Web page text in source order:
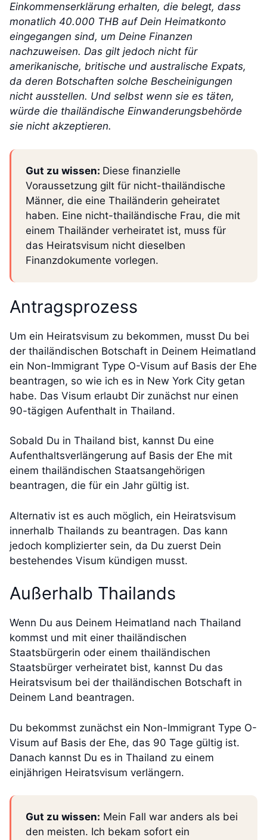
Einkommenserklärung erhalten, die belegt, dass
monatlich 40.000 THB auf Dein Heimatkonto
eingegangen sind, um Deine Finanzen
nachzuweisen. Das gilt jedoch nicht für
amerikanische, britische und australische Expats,
da deren Botschaften solche Bescheinigungen
nicht ausstellen. Und selbst wenn sie es täten,
würde die thailändische Einwanderungsbehörde
sie nicht akzeptieren.
Gut zu wissen: Diese finanzielle
Voraussetzung gilt für nicht-thailändische
Männer, die eine Thailänderin geheiratet
haben. Eine nicht-thailändische Frau, die mit
einem Thailänder verheiratet ist, muss für
das Heiratsvisum nicht dieselben
Finanzdokumente vorlegen.
Antragsprozess
Um ein Heiratsvisum zu bekommen, musst Du bei
der thailändischen Botschaft in Deinem Heimatland
ein Non-Immigrant Type O-Visum auf Basis der Ehe
beantragen, so wie ich es in New York City getan
habe. Das Visum erlaubt Dir zunächst nur einen
90-tägigen Aufenthalt in Thailand.
Sobald Du in Thailand bist, kannst Du eine
Aufenthaltsverlängerung auf Basis der Ehe mit
einem thailändischen Staatsangehörigen
beantragen, die für ein Jahr gültig ist.
Alternativ ist es auch möglich, ein Heiratsvisum
innerhalb Thailands zu beantragen. Das kann
jedoch komplizierter sein, da Du zuerst Dein
bestehendes Visum kündigen musst.
Außerhalb Thailands
Wenn Du aus Deinem Heimatland nach Thailand
kommst und mit einer thailändischen
Staatsbürgerin oder einem thailändischen
Staatsbürger verheiratet bist, kannst Du das
Heiratsvisum bei der thailändischen Botschaft in
Deinem Land beantragen.
Du bekommst zunächst ein Non-Immigrant Type O-
Visum auf Basis der Ehe, das 90 Tage gültig ist.
Danach kannst Du es in Thailand zu einem
einjährigen Heiratsvisum verlängern.
Gut zu wissen: Mein Fall war anders als bei
den meisten. Ich bekam sofort ein